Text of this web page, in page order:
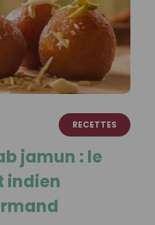
RECETTES
jamun : le
indien